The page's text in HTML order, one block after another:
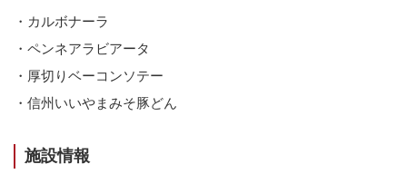
・カルボナーラ
・ペンネアラビアータ
・厚切りベーコンソテー
・信州いいやまみそ豚どん
施設情報